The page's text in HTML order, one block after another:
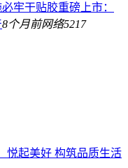
牢干贴胶重磅上市：
8个月前网络5217
悦起美好 构筑品质生活